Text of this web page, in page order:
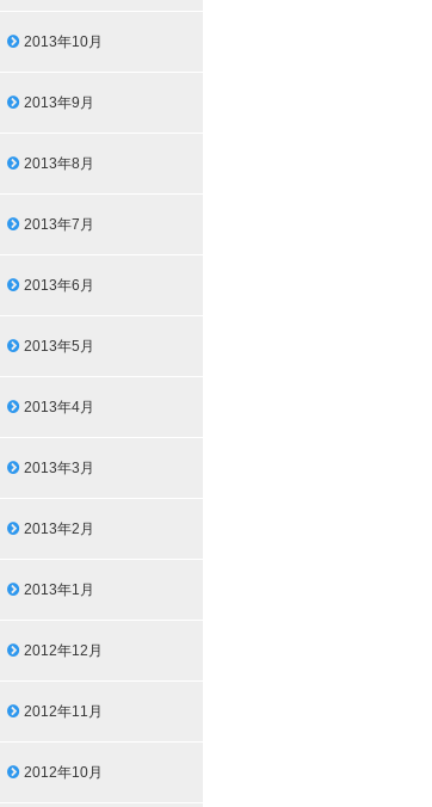
2013年10月
2013年9月
2013年8月
2013年7月
2013年6月
2013年5月
2013年4月
2013年3月
2013年2月
2013年1月
2012年12月
2012年11月
2012年10月